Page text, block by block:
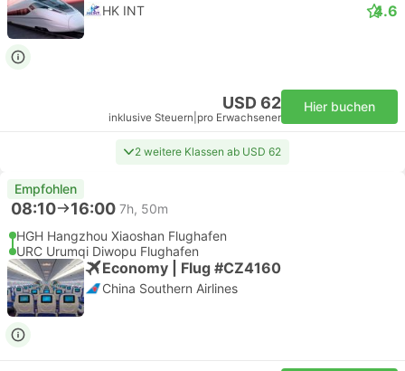
HK INT 4.6
USD 62
inklusive Steuern pro Erwachsener
Hier buchen
2 weitere Klassen ab USD 62
Empfohlen
08:10 16:00 7h, 50m
HGH Hangzhou Xiaoshan Flughafen
URC Urumqi Diwopu Flughafen
Economy | Flug #CZ4160
China Southern Airlines